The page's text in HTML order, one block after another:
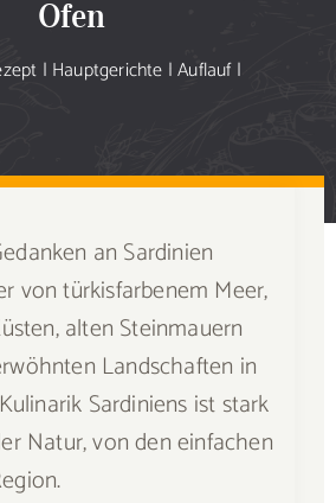
Ofen
| Hauptgerichte |Auflauf|
an Sardinien
von türkisfarbenem Meer,
alten Steinmauern
Landschaften in
Sardiniens ist stark
Natur, von den einfachen